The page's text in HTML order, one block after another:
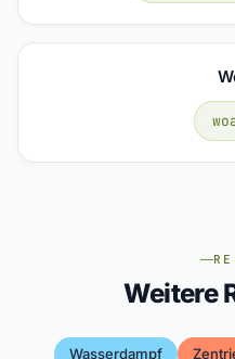
Weitere
Wasserdampf